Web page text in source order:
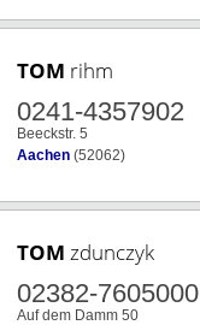
TOM rihm
0241-4357902
Beeckstr. 5
Aachen (52062)
TOM zdunczyk
02382-7605000
Auf dem Damm 50